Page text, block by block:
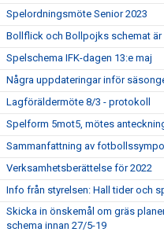
Spelordningsmöte Senior 2023
Bollflick och Bollpojks schemat är
Spelschema IFK-dagen 13:e maj
Några uppdateringar inför
Lagföräldermöte 8/3 - protokoll
Spelform 5mot5, mötes
Sammanfattning av
Verksamhetsberättelse för 2022
Info från styrelsen: Hall tider och
Skicka in önskemål om gräs
schema innan 27/5-19